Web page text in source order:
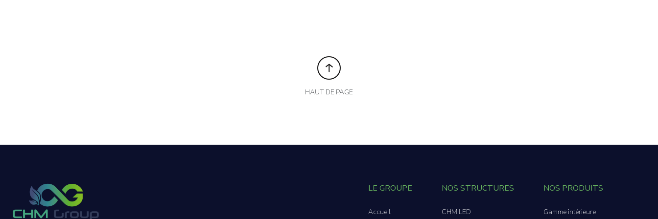
HAUT DE PAGE
LE GROUPE
Accueil
NOS STRUCTURES
CHM LED
NOS PRODUITS
Gamme intérieure